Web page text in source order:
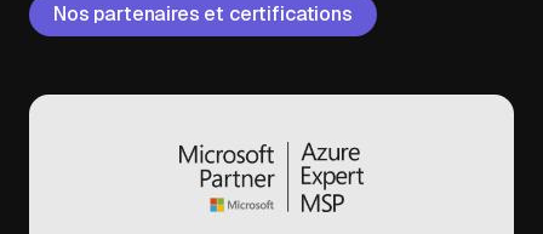
Nos partenaires et certifications